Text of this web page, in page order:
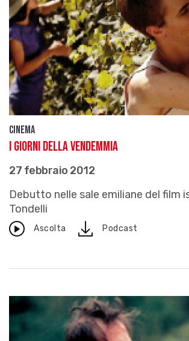
Cinema
I giorni della vendemmia
27 febbraio 2012
Debutto nelle sale emiliane del film
Tondelli
Ascolta downloadPodcast